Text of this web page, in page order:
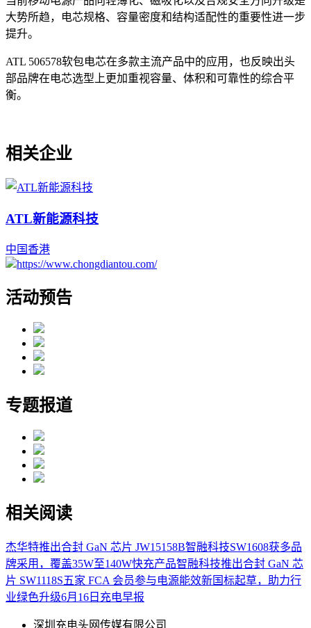
大势所趋，电芯规格、容量密度和结构适配性的重要性进一步
提升。
ATL 506578软包电芯在多款主流产品中的应用，也反映出头
部品牌在电芯选型上更加重视容量、体积和可靠性的综合平
衡。
相关企业
ATL新能源科技
中国 香港
https://www.chongdiantou.com/
活动预告
专题报道
相关阅读
杰华特推出合封 GaN 芯片 JW15158B智融科技SW1608获多品
牌采用，覆盖35W至140W快充产品智融科技推出合封 GaN 芯
片 SW1118S五家 FCA 会员参与电源能效新国标起草，助力行
业绿色升级6月16日充电早报
深圳充电头网传媒有限公司